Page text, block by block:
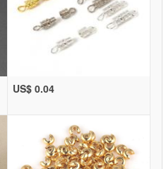
US$ 0.04